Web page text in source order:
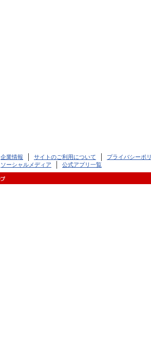
企業情報 サイトのご利用について
プライバシーポ
ソーシャルメディア
公式アプリ一覧